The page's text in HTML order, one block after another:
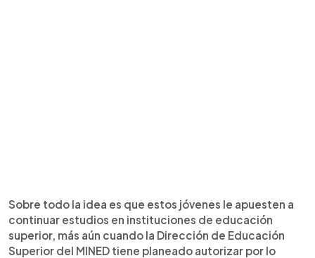
Sobre todo la idea es que estos jóvenes le apuesten a
continuar estudios en instituciones de educación
superior, más aún cuando la Dirección de Educación
Superior del MINED tiene planeado autorizar por lo